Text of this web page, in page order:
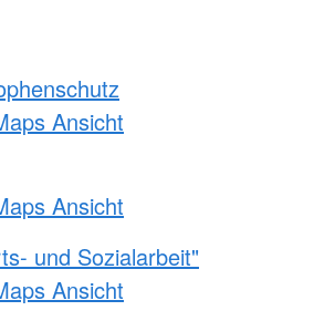
Ansicht
Ansicht
und Sozialarbeit"
Ansicht